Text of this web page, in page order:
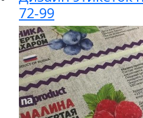
72-99